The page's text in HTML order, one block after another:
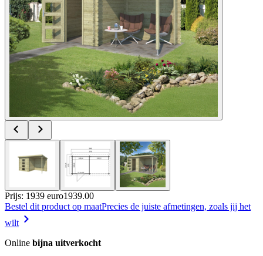
Prijs: 1939 euro1939.00
Bestel dit product op maatPrecies de juiste afmetingen, zoals jij het
wilt
Online bijna uitverkocht